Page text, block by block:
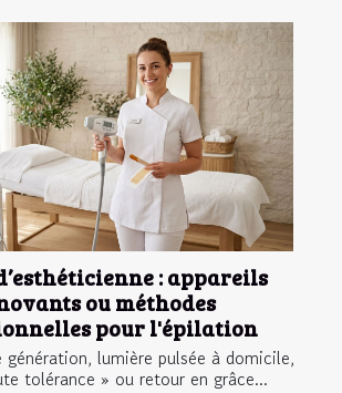
: appareils
ou méthodes
pour l'épilation
génération, lumière pulsée à domicile,
tolérance » ou retour en grâce...